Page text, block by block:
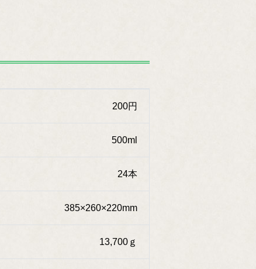
200円
500ml
24本
385×260×220mm
13,700ｇ